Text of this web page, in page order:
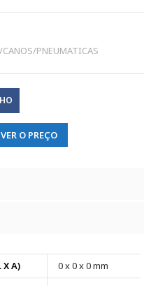
PNEUMATICAS
O PREÇO
X A)
0 x 0 x 0 mm